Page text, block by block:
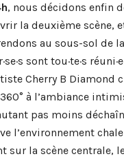
, nous décidons enfin
la deuxième scène,
au sous-sol de
sont tou·te·s
Cherry B Diamond
à l’ambiance
pas moins
l’environnement
sur la scène centrale,